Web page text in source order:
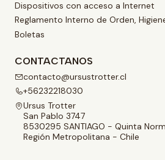
Dispositivos con acceso a Internet
Reglamento Interno de Orden,
Boletas
CONTACTANOS
contacto@ursustrotter.cl
+56232218030
Ursus Trotter
San Pablo 3747
8530295 SANTIAGO - Quinta
Región Metropolitana - Chile